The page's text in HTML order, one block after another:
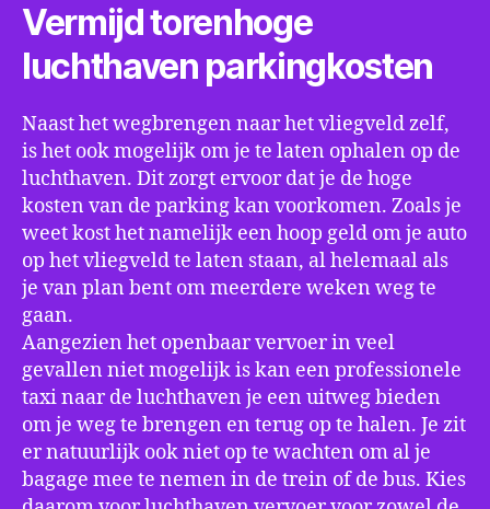
Vermijd torenhoge
luchthaven parkingkosten
Naast het wegbrengen naar het vliegveld zelf,
is het ook mogelijk om je te laten ophalen op de
luchthaven. Dit zorgt ervoor dat je de hoge
kosten van de parking kan voorkomen. Zoals je
weet kost het namelijk een hoop geld om je auto
op het vliegveld te laten staan, al helemaal als
je van plan bent om meerdere weken weg te
gaan.
Aangezien het openbaar vervoer in veel
gevallen niet mogelijk is kan een professionele
taxi naar de luchthaven je een uitweg bieden
om je weg te brengen en terug op te halen. Je zit
er natuurlijk ook niet op te wachten om al je
bagage mee te nemen in de trein of de bus. Kies